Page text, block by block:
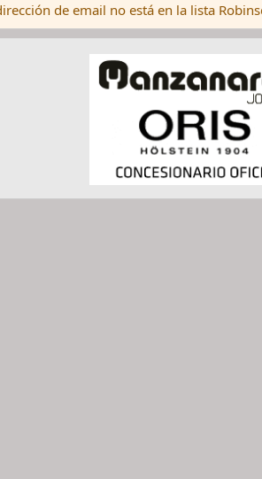
de email no está en la lista